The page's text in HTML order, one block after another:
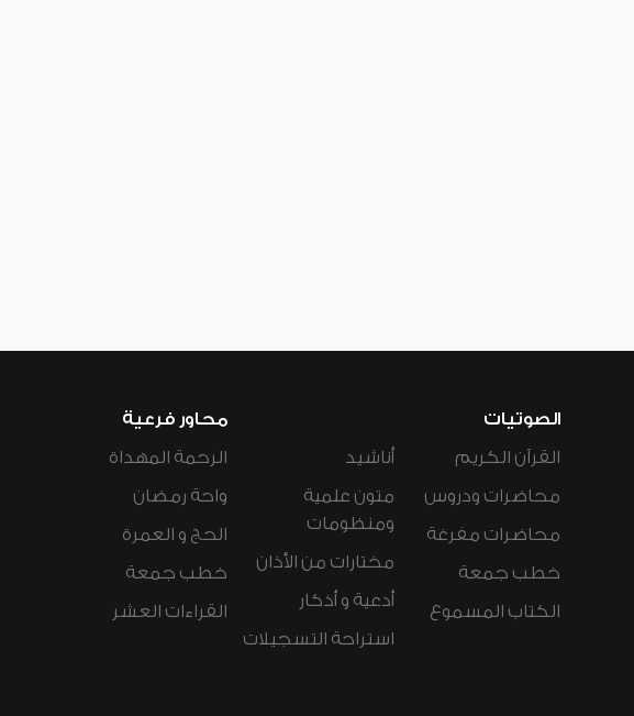
الصوتيات
القرآن الكريم
محاضرات ودروس
محاضرات مفرغة
خطب جمعة
الكتاب المسموع
أناشيد
متون علمية
ومنظومات
مختارات من الأذان
أدعية و أذكار
استراحة التسجيلات
محاور فرعية
الرحمة المهداة
واحة رمضان
الحج و العمرة
خطب جمعة
القراءات العشر